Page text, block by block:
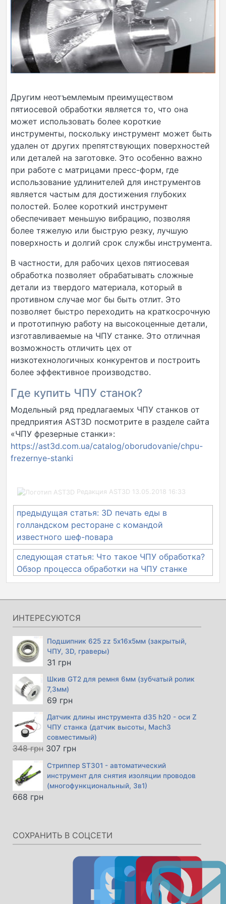
Другим неотъемлемым преимуществом
пятиосевой обработки является то, что она
может использовать более короткие
инструменты, поскольку инструмент может быть
удален от других препятствующих поверхностей
или деталей на заготовке. Это особенно важно
при работе с матрицами пресс-форм, где
использование удлинителей для инструментов
является частым для достижения глубоких
полостей. Более короткий инструмент
обеспечивает меньшую вибрацию, позволяя
более тяжелую или быструю резку, лучшую
поверхность и долгий срок службы инструмента.
В частности, для рабочих цехов пятиосевая
обработка позволяет обрабатывать сложные
детали из твердого материала, который в
противном случае мог бы быть отлит. Это
позволяет быстро переходить на краткосрочную
и прототипную работу на высокоценные детали,
изготавливаемые на ЧПУ станке. Это отличная
возможность отличить цех от
низкотехнологичных конкурентов и построить
более эффективное производство.
Где купить ЧПУ станок?
Модельный ряд предлагаемых ЧПУ станков от
предприятия AST3D посмотрите в разделе сайта
«ЧПУ фрезерные станки»:
https://ast3d.com.ua/catalog/oborudovanie/chpu-
frezernye-stanki
Редакция AST3D 13.05.2018 16:33
Навигация
по
записям
предыдущая статья: 3D печать еды в
голландском ресторане с командой
известного шеф-повара
следующая статья: Что такое ЧПУ обработка?
Обзор процесса обработки на ЧПУ станке
ИНТЕРЕСУЮТСЯ
Подшипник 625 zz 5х16х5мм (закрытый,
ЧПУ, 3D, граверы)
31 грн
Шкив GT2 для ремня 6мм (зубчатый ролик
7,3мм)
69 грн
Датчик длины инструмента d35 h20 - оси Z
ЧПУ станка (датчик высоты, Mach3
совместимый)
348грн Первоначальная
составляла
348 грн.
307 грнТекущая
307 грн.
Стриппер ST301 - автоматический
инструмент для снятия изоляции проводов
(многофункциональный, 3в1)
668 грн
СОХРАНИТЬ В СОЦСЕТИ